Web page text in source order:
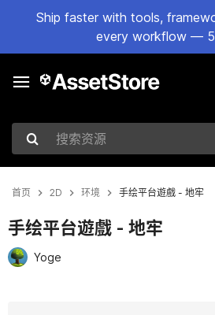
Ship faster with tools,
every workflow —
搜索资源
首页 2D 环境 手绘平台遊戲 - 地牢
手绘平台遊戲 - 地牢
Yoge